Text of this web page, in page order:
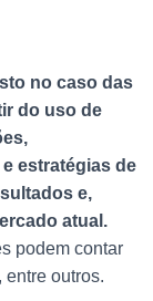
no caso das
do uso de
estratégias de
e,
atual.
podem contar
outros.